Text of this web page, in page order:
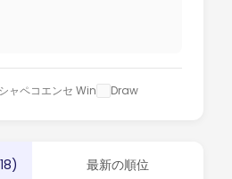
シャペコエンセ Win Draw
最新の順位